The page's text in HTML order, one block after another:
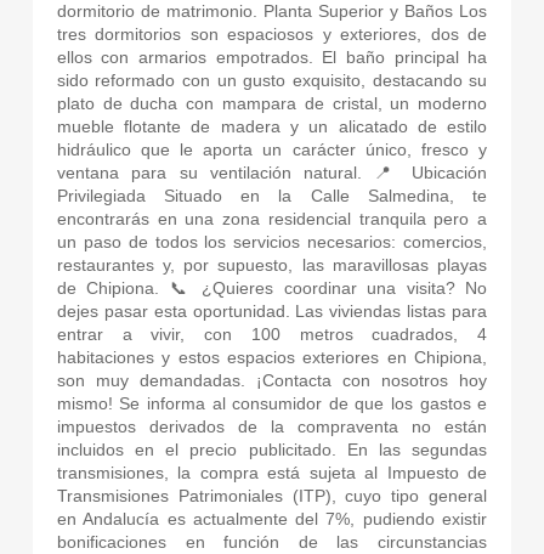
dormitorio de matrimonio. Planta Superior y Baños Los
tres dormitorios son espaciosos y exteriores, dos de
ellos con armarios empotrados. El baño principal ha
sido reformado con un gusto exquisito, destacando su
plato de ducha con mampara de cristal, un moderno
mueble flotante de madera y un alicatado de estilo
hidráulico que le aporta un carácter único, fresco y
ventana para su ventilación natural. 📍 Ubicación
Privilegiada Situado en la Calle Salmedina, te
encontrarás en una zona residencial tranquila pero a
un paso de todos los servicios necesarios: comercios,
restaurantes y, por supuesto, las maravillosas playas
de Chipiona. 📞 ¿Quieres coordinar una visita? No
dejes pasar esta oportunidad. Las viviendas listas para
entrar a vivir, con 100 metros cuadrados, 4
habitaciones y estos espacios exteriores en Chipiona,
son muy demandadas. ¡Contacta con nosotros hoy
mismo! Se informa al consumidor de que los gastos e
impuestos derivados de la compraventa no están
incluidos en el precio publicitado. En las segundas
transmisiones, la compra está sujeta al Impuesto de
Transmisiones Patrimoniales (ITP), cuyo tipo general
en Andalucía es actualmente del 7%, pudiendo existir
bonificaciones en función de las circunstancias